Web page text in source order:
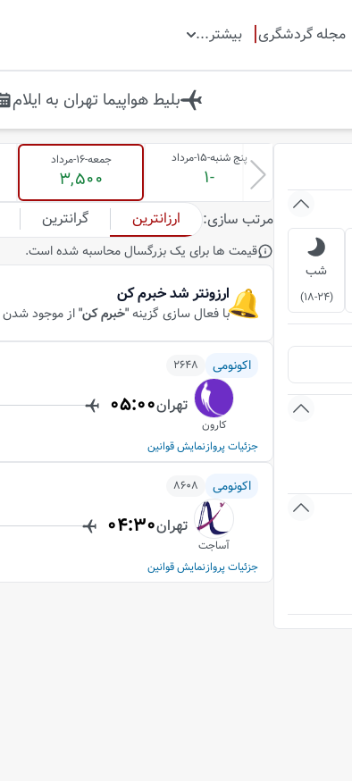
مجله گردشگری بیشتر...
بلیط هواپیما تهران به ایلام
شب
(
18-24
)
پنج شنبه-15-مرداد
-1
جمعه-16-مرداد
3,500
مرتب سازی: ارزانترین گرانترین
قیمت ها برای یک بزرگسال محاسبه شده است.
ارزونتر شد خبرم کن
با فعال سازی گزینه"خبرم کن"از موجود شدن
اکونومی 2648
کارون
تهران05:00
جزئیات پروازنمایش قوانین
اکونومی 8608
آساجت
تهران04:30
جزئیات پروازنمایش قوانین